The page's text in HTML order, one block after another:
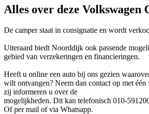
Alles over deze Volkswagen
De camper staat in consignatie en wordt
Uiteraard biedt Noorddijk ook passende
gebied van verzekeringen en financieringen.
Heeft u online een auto bij ons gezien
wilt ontvangen? Neem dan contact op met één
zij informeren u over de
mogelijkheden. Dit kan telefonisch 010-
Of per mail of via Whatsapp.